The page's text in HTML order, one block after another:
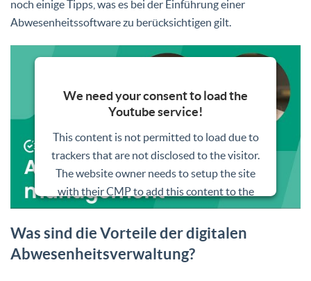
noch einige Tipps, was es bei der Einführung einer
Abwesenheitssoftware zu berücksichtigen gilt.
We need your consent to load the
Youtube service!
This content is not permitted to load due to
trackers that are not disclosed to the visitor.
The website owner needs to setup the site
with their CMP to add this content to the
list of technologies used.
Powered byUsercentrics Consent
Management Platform
Was sind die Vorteile der digitalen
Abwesenheitsverwaltung?